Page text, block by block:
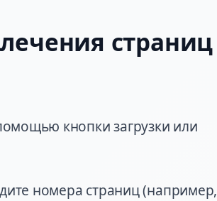
страниц
кнопки загрузки или
номера страниц (например,